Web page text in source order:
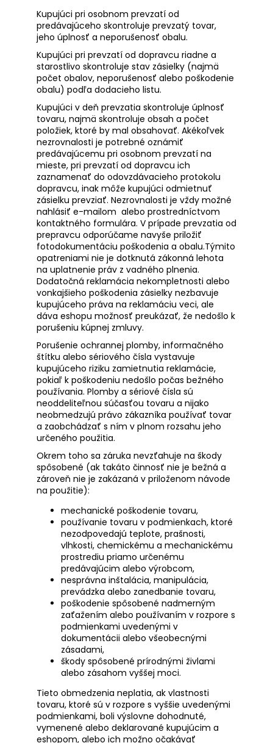
Kupujúci pri osobnom prevzatí od
predávajúceho skontroluje prevzatý tovar,
jeho úplnosť a neporušenosť obalu.
Kupujúci pri prevzatí od dopravcu riadne a
starostlivo skontroluje stav zásielky (najmä
počet obalov, neporušenosť alebo poškodenie
obalu) podľa dodacieho listu.
Kupujúci v deň prevzatia skontroluje úplnosť
tovaru, najmä skontroluje obsah a počet
položiek, ktoré by mal obsahovať. Akékoľvek
nezrovnalosti je potrebné oznámiť
predávajúcemu pri osobnom prevzatí na
mieste, pri prevzatí od dopravcu ich
zaznamenať do odovzdávacieho protokolu
dopravcu, inak môže kupujúci odmietnuť
zásielku prevziať. Nezrovnalosti je vždy možné
nahlásiť e-mailom alebo prostredníctvom
kontaktného formulára. V prípade prevzatia od
prepravcu odporúčame navyše priložiť
fotodokumentáciu poškodenia a obalu.Týmito
opatreniami nie je dotknutá zákonná lehota
na uplatnenie práv z vadného plnenia.
Dodatočná reklamácia nekompletnosti alebo
vonkajšieho poškodenia zásielky nezbavuje
kupujúceho práva na reklamáciu veci, ale
dáva eshopu možnosť preukázať, že nedošlo k
porušeniu kúpnej zmluvy.
Porušenie ochrannej plomby, informačného
štítku alebo sériového čísla vystavuje
kupujúceho riziku zamietnutia reklamácie,
pokiaľ k poškodeniu nedošlo počas bežného
používania. Plomby a sériové čísla sú
neoddeliteľnou súčasťou tovaru a nijako
neobmedzujú právo zákazníka používať tovar
a zaobchádzať s ním v plnom rozsahu jeho
určeného použitia.
Okrem toho sa záruka nevzťahuje na škody
spôsobené (ak takáto činnosť nie je bežná a
zároveň nie je zakázaná v priloženom návode
na použitie):
mechanické poškodenie tovaru,
používanie tovaru v podmienkach, ktoré
nezodpovedajú teplote, prašnosti,
vlhkosti, chemickému a mechanickému
prostrediu priamo určenému
predávajúcim alebo výrobcom,
nesprávna inštalácia, manipulácia,
prevádzka alebo zanedbanie tovaru,
poškodenie spôsobené nadmerným
zaťažením alebo používaním v rozpore s
podmienkami uvedenými v
dokumentácii alebo všeobecnými
zásadami,
škody spôsobené prírodnými živlami
alebo zásahom vyššej moci.
Tieto obmedzenia neplatia, ak vlastnosti
tovaru, ktoré sú v rozpore s vyššie uvedenými
podmienkami, boli výslovne dohodnuté,
vymenené alebo deklarované kupujúcim a
eshopom, alebo ich možno očakávať